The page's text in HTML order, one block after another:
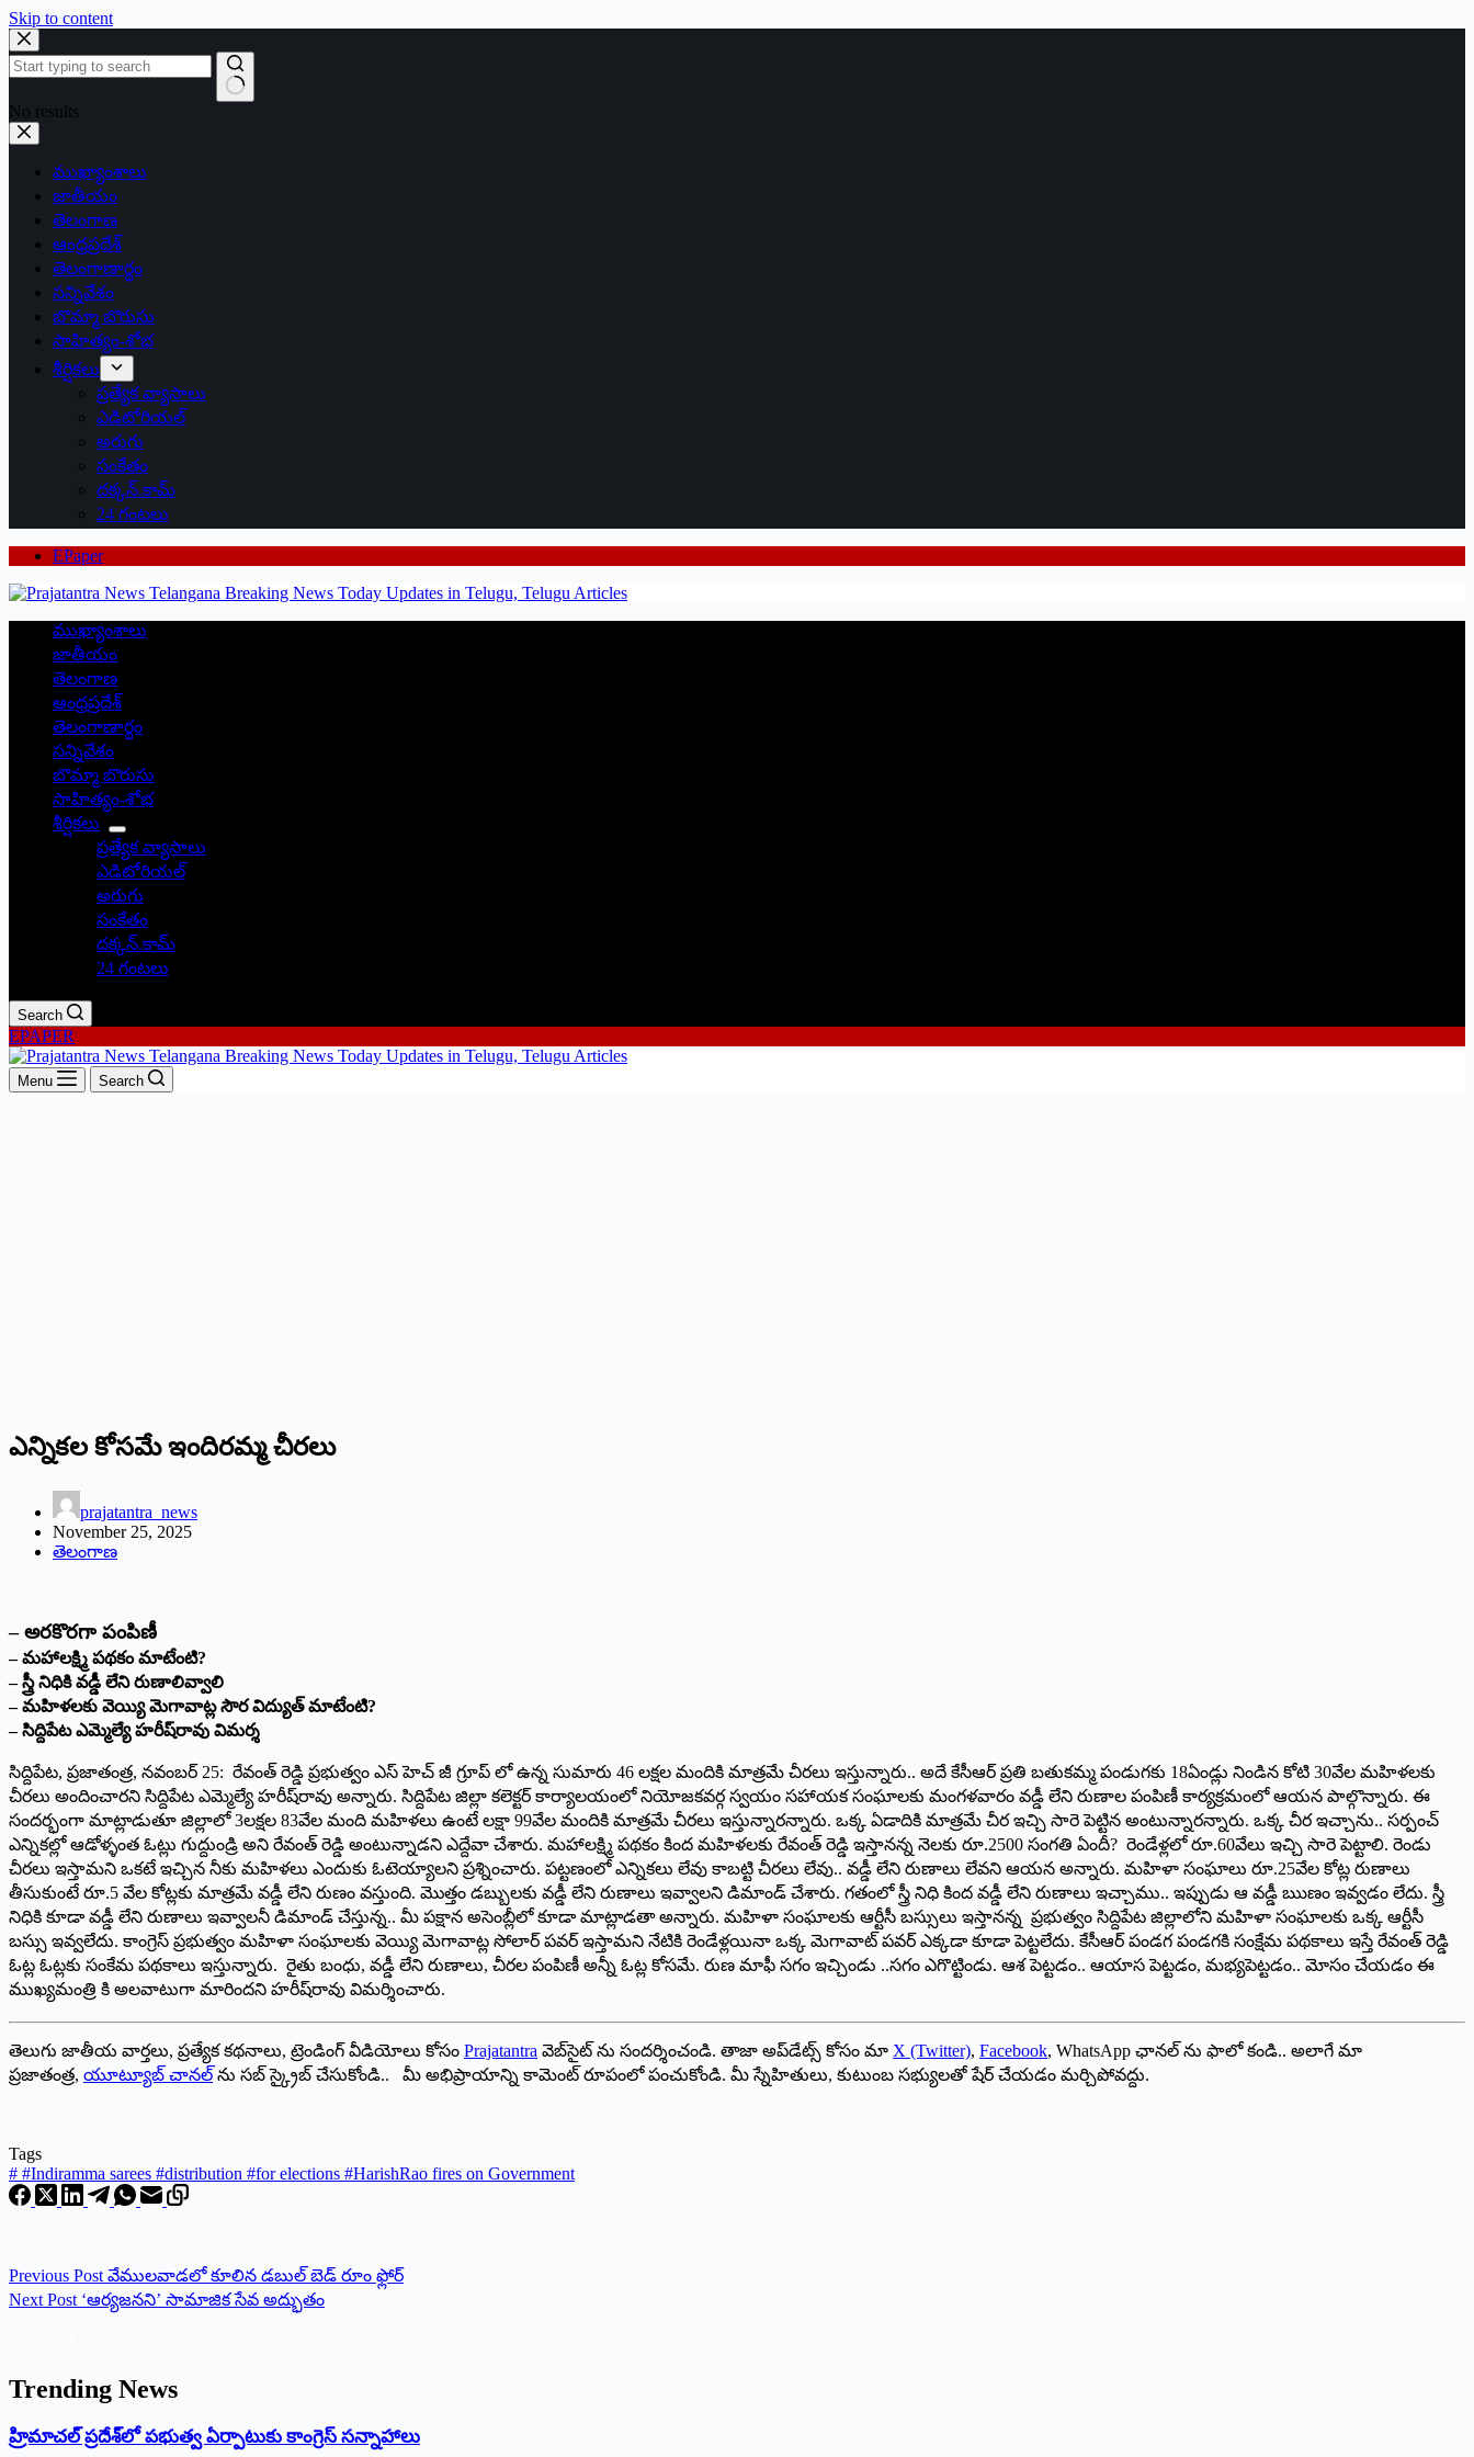
Skip to content
No results
ముఖ్యాంశాలు
జాతీయం
తెలంగాణ
ఆంధ్రప్రదేశ్
తెలంగాణార్థం
సన్నివేశం
బొమ్మా బొరుసు
సాహిత్యం-శోభ
శీర్షికలు
ప్రత్యేక వ్యాసాలు
ఎడిటోరియల్
అరుగు
సంకేతం
దక్కన్.కామ్
24 గంటలు
EPaper
ముఖ్యాంశాలు
జాతీయం
తెలంగాణ
ఆంధ్రప్రదేశ్
తెలంగాణార్థం
సన్నివేశం
బొమ్మా బొరుసు
సాహిత్యం-శోభ
శీర్షికలు
ప్రత్యేక వ్యాసాలు
ఎడిటోరియల్
అరుగు
సంకేతం
దక్కన్.కామ్
24 గంటలు
Search
EPAPER
Menu Search
ఎన్నికల కోసమే ఇందిరమ్మ చీరలు
prajatantra_news
November 25, 2025
తెలంగాణ
– అరకొరగా పంపిణీ
– మ‌హాల‌క్ష్మి ప‌థ‌కం మాటేంటి?
– స్త్రీ నిధికి వ‌డ్డీ లేని రుణాలివ్వాలి
– మ‌హిళ‌ల‌కు వెయ్యి మెగావాట్ల సౌర‌ విద్యుత్ మాటేంటి?
– సిద్దిపేట ఎమ్మెల్యే హ‌రీష్‌రావు విమ‌ర్శ‌
సిద్దిపేట‌, ప్ర‌జాతంత్ర‌, న‌వంబ‌ర్ 25: రేవంత్ రెడ్డి ప్రభుత్వం ఎస్ హెచ్ జీ గ్రూప్ లో ఉన్న సుమారు 46 లక్షల మందికి మాత్రమే చీరలు ఇస్తున్నారు.. అదే కేసీఆర్‌ ప్రతి బ‌తుక‌మ్మ పండుగ‌కు 18ఏండ్లు నిండిన కోటి 30వేల మహిళలకు
చీరలు అందించారని సిద్దిపేట ఎమ్మెల్యే హ‌రీష్‌రావు అన్నారు. సిద్దిపేట జిల్లా కలెక్టర్ కార్యాలయంలో నియోజకవర్గ స్వయం సహాయక సంఘాలకు మంగ‌ళ‌వారం వడ్డీ లేని రుణాల పంపిణీ కార్యక్రమంలో ఆయ‌న పాల్గొన్నారు. ఈ
సంద‌ర్భంగా మాట్లాడుతూ జిల్లాలో 3లక్షల 83వేల మంది మహిళలు ఉంటే లక్షా 99వేల మందికి మాత్రమే చీరలు ఇస్తున్నారన్నారు. ఒక్క ఏడాదికి మాత్రమే చీర ఇచ్చి సారె పెట్టిన అంటున్నారన్నారు. ఒక్క చీర ఇచ్చాను.. సర్పంచ్
ఎన్నికల్లో ఆడోళ్ళంత ఓట్లు గుద్దుండ్రి అని రేవంత్ రెడ్డి అంటున్నాడ‌ని ఎద్దేవా చేశారు. మహాలక్ష్మి పథకం కింద మహిళలకు రేవంత్ రెడ్డి ఇస్తానన్న నెలకు రూ.2500 సంగతి ఏందీ? రెండేళ్లలో రూ.60వేలు ఇచ్చి సారె పెట్టాలి. రెండు
చీరలు ఇస్తామని ఒకటే ఇచ్చిన నీకు మహిళలు ఎందుకు ఓటెయ్యాలని ప్ర‌శ్నించారు. పట్టణంలో ఎన్నికలు లేవు కాబట్టి చీరలు లేవు.. వడ్డీ లేని రుణాలు లేవని ఆయ‌న అన్నారు. మహిళా సంఘాలు రూ.25వేల కోట్ల రుణాలు
తీసుకుంటే రూ.5 వేల కోట్లకు మాత్రమే వడ్డీ లేని రుణం వస్తుంది. మొత్తం డబ్బులకు వడ్డీ లేని రుణాలు ఇవ్వాల‌ని డిమాండ్ చేశారు. గతంలో స్త్రీ నిధి కింద వడ్డీ లేని రుణాలు ఇచ్చాము.. ఇప్పుడు ఆ వడ్డీ ఋణం ఇవ్వడం లేదు. స్త్రీ
నిధికి కూడా వడ్డీ లేని రుణాలు ఇవ్వాలనీ డిమాండ్ చేస్తున్న.. మీ పక్షాన అసెంబ్లీలో కూడా మాట్లాడతా అన్నారు. మహిళా సంఘాలకు ఆర్టీసీ బస్సులు ఇస్తానన్న ప్రభుత్వం సిద్దిపేట జిల్లాలోని మహిళా సంఘాలకు ఒక్క ఆర్టీసీ
బస్సు ఇవ్వలేదు. కాంగ్రెస్ ప్రభుత్వం మహిళా సంఘాలకు వెయ్యి మెగావాట్ల సోలార్ పవర్ ఇస్తామని నేటికి రెండేళ్ల‌యినా ఒక్క మెగావాట్ పవర్ ఎక్కడా కూడా పెట్టలేదు. కేసీఆర్‌ పండగ పండగకి సంక్షేమ పథకాలు ఇస్తే రేవంత్ రెడ్డి
ఓట్ల ఓట్లకు సంకేమ పథకాలు ఇస్తున్నారు. రైతు బంధు, వ‌డ్డీ లేని రుణాలు, చీరల పంపిణీ అన్నీ ఓట్ల‌ కోస‌మే. రుణ మాఫీ సగం ఇచ్చిండు ..సగం ఎగొట్టిండు. ఆశ పెట్టడం.. ఆయాస పెట్టడం, మభ్యపెట్టడం.. మోసం చేయడం ఈ
ముఖ్యమంత్రి కి అలవాటుగా మారింద‌ని హ‌రీష్‌రావు విమ‌ర్శించారు.
తెలుగు జాతీయ వార్తలు, ప్రత్యేక కథనాలు, ట్రెండింగ్ వీడియోలు కోసం Prajatantra వెబ్‌సైట్ ను సందర్శించండి. తాజా అప్‌డేట్స్ కోసం మా X (Twitter), Facebook, WhatsApp ఛానల్ ను ఫాలో కండి.. అలాగే మా
ప్రజాతంత్ర, యూట్యూబ్ చానల్ ను సబ్ స్క్రైబ్ చేసుకోండి.. మీ అభిప్రాయాన్ని కామెంట్ రూపంలో పంచుకోండి. మీ స్నేహితులు, కుటుంబ సభ్యులతో షేర్ చేయడం మర్చిపోవద్దు.
Tags
# #Indiramma sarees #distribution #for elections #HarishRao fires on Government
Previous Post వేములవాడలో కూలిన డబుల్‌ ‌బెడ్‌ ‌రూం ఫ్లోర్‌
Next Post ‘ఆర్యజనని’ సామాజిక సేవ అద్భుతం
Trending News
‌హ్రిమాచల్‌ ‌ప్రదేశ్‌లో పభుత్వ ఏర్పాటుకు కాంగ్రెస్‌ ‌సన్నాహాలు